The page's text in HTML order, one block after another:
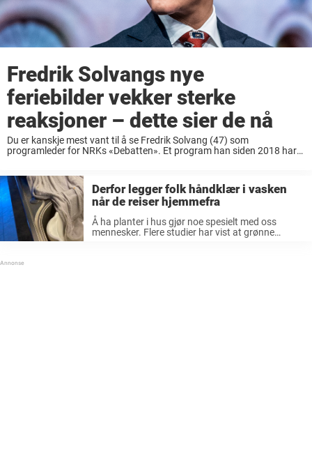
Fredrik Solvangs nye
feriebilder vekker sterke
reaksjoner – dette sier de nå
Du er kanskje mest vant til å se Fredrik Solvang (47) som
programleder for NRKs «Debatten». Et program han siden 2018 har
Derfor legger folk håndklær i vasken
når de reiser hjemmefra
Å ha planter i hus gjør noe spesielt med oss
mennesker. Flere studier har vist at grønne